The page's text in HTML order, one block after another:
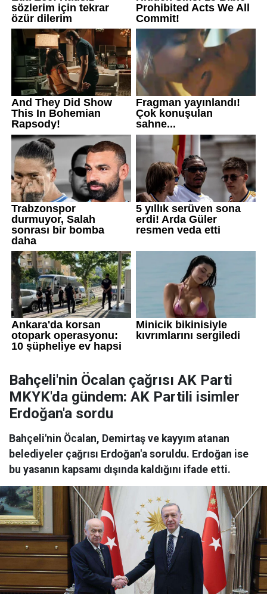
Bahçeli'nin Öcalan çağrısı AK Parti
MKYK'da gündem: AK Partili isimler
Erdoğan'a sordu
Bahçeli'nin Öcalan, Demirtaş ve kayyım atanan
belediyeler çağrısı Erdoğan'a soruldu. Erdoğan ise
bu yasanın kapsamı dışında kaldığını ifade etti.